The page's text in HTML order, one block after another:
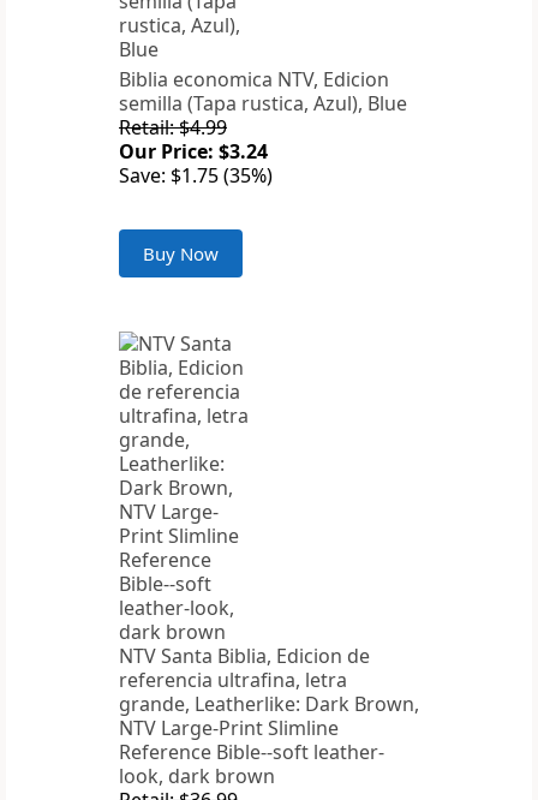
Biblia economica NTV, Edicion
semilla (Tapa rustica, Azul), Blue
Retail: $4.99
Our Price: $3.24
Save: $1.75 (35%)
Buy Now
NTV Santa Biblia, Edicion de
referencia ultrafina, letra
grande, Leatherlike: Dark Brown,
NTV Large-Print Slimline
Reference Bible--soft leather-
look, dark brown